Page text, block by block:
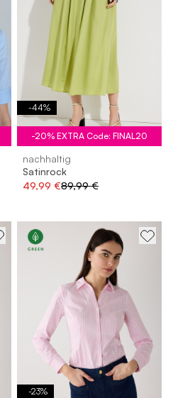
-44%
-20% EXTRA Code: FINAL20
nachhaltig
Satinrock
49,99 €89,99 €
-23%